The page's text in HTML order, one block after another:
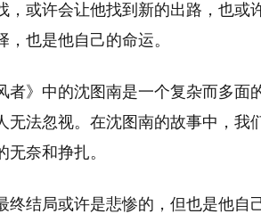
，或许会让他找到新的出路，也
，也是他自己的命运。
者》中的沈图南是一个复杂而多
无法忽视。在沈图南的故事中，
无奈和挣扎。
终结局或许是悲惨的，但也是他自